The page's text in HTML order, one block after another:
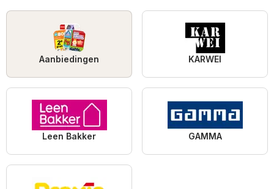
Aanbiedingen KARWEI
Leen Bakker GAMMA